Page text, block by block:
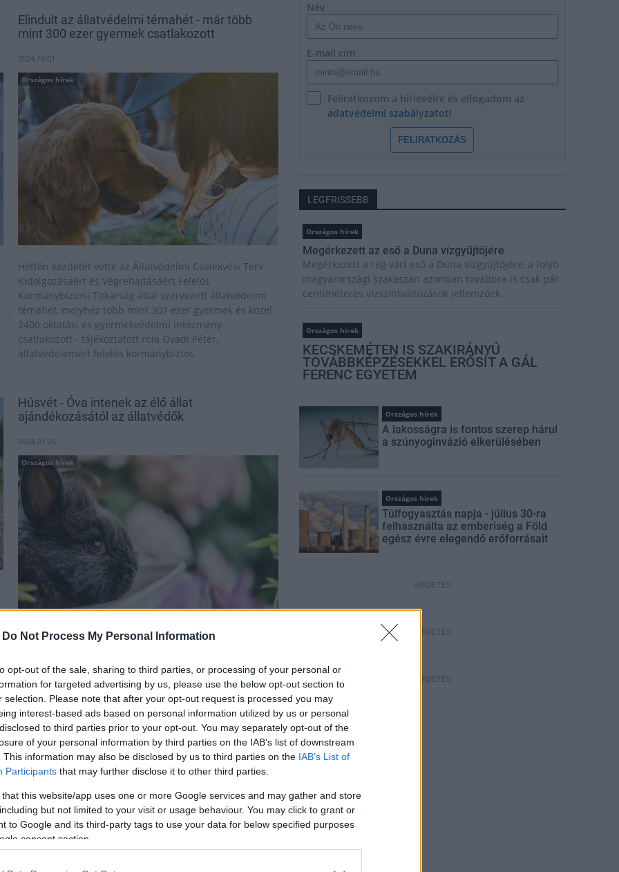
Do Not Process My Personal Information
opt-out of the sale, sharing to third parties, or processing of your personal or
for targeted advertising by us, please use the below opt-out section to
selection. Please note that after your opt-out request is processed you may
interest-based ads based on personal information utilized by us or personal
to third parties prior to your opt-out. You may separately opt-out of the
of your personal information by third parties on the IAB’s list of downstream
This information may also be disclosed by us to third parties on the IAB’s List of
Participants that may further disclose it to other third parties.
that this website/app uses one or more Google services and may gather and store
but not limited to your visit or usage behaviour. You may click to grant or
to Google and its third-party tags to use your data for below specified purposes
consent section.
Elindult az állatvédelmi témahét - már több
mint 300 ezer gyermek csatlakozott
2024.10.01
Országos hírek
Hétfőn kezdetét vette az Állatvédelmi Cselekvési Terv
Kidolgozásáért és Végrehajtásáért Felelős
Kormánybiztosi Titkárság által szervezett állatvédelmi
témahét, melyhez több mint 307 ezer gyermek és közel
2400 oktatási és gyermekvédelmi intézmény
csatlakozott - tájékoztatott róla Ovádi Péter,
állatvédelemért felelős kormánybiztos.
Húsvét - Óva intenek az élő állat
ajándékozásától az állatvédők
2024.03.25
Országos hírek
Országos Állatvédő és Természetbarát Közhasznú
Egyesület.
Az Agrárminisztérium kiemelt figyelmet fordít
az élővilág védelmére
2022.10.05
Név
E-mail cím
Feliratkozom a hírlevélre és elfogadom az
adatvédelmi szabályzatot!
FELIRATKOZÁS
LEGFRISSEBB
Országos hírek
Megérkezett az eső a Duna vízgyűjtőjére
Megérkezett a rég várt eső a Duna vízgyűjtőjére, a folyó
magyarországi szakaszán azonban továbbra is csak pár
centiméteres vízszintváltozások jellemzőek.
Országos hírek
KECSKEMÉTEN IS SZAKIRÁNYÚ
TOVÁBBKÉPZÉSEKKEL ERŐSÍT A GÁL
FERENC EGYETEM
Országos hírek
A lakosságra is fontos szerep hárul
a szúnyoginvázió elkerülésében
Országos hírek
Túlfogyasztás napja - július 30-ra
felhasználta az emberiség a Föld
egész évre elegendő erőforrásait
HIRDETÉS
HIRDETÉS
HIRDETÉS